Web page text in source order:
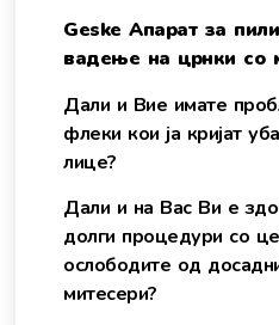
Geske Апарат за
вадење на црнки со
Дали и Вие имате
флеки кои ја кријат
лице?
Дали и на Вас Ви е
долги процедури со
ослободите од
митесери?